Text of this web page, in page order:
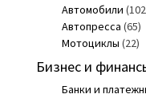
Автомобили
Автопресса (65)
Мотоциклы (22)
Бизнес и
Банки и